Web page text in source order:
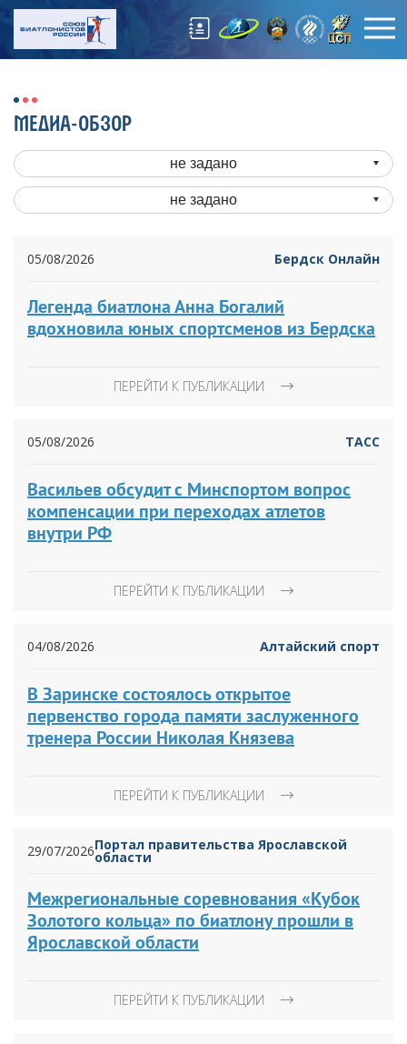
МЕДИА-ОБЗОР
не задано
не задано
05/08/2026 Бердск Онлайн
Легенда биатлона Анна Богалий
вдохновила юных спортсменов из Бердска
ПЕРЕЙТИ К ПУБЛИКАЦИИ
05/08/2026 ТАСС
Васильев обсудит с Минспортом вопрос
компенсации при переходах атлетов
внутри РФ
ПЕРЕЙТИ К ПУБЛИКАЦИИ
04/08/2026 Алтайский спорт
В Заринске состоялось открытое
первенство города памяти заслуженного
тренера России Николая Князева
ПЕРЕЙТИ К ПУБЛИКАЦИИ
29/07/2026Портал правительства Ярославской
области
Межрегиональные соревнования «Кубок
Золотого кольца» по биатлону прошли в
Ярославской области
ПЕРЕЙТИ К ПУБЛИКАЦИИ